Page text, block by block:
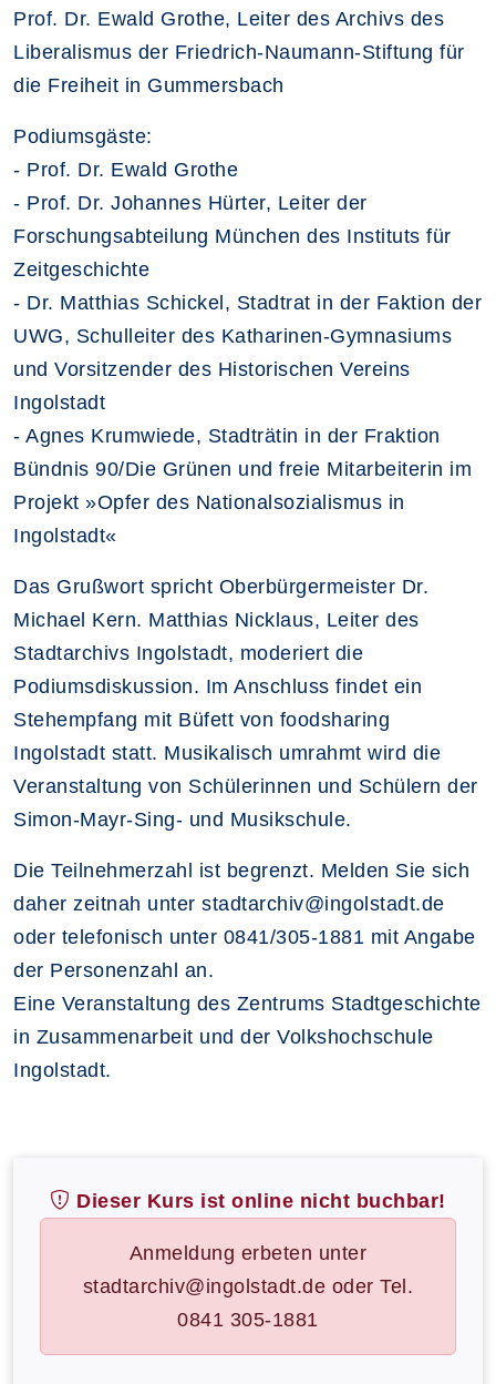
Prof. Dr. Ewald Grothe, Leiter des Archivs des
Liberalismus der Friedrich-Naumann-Stiftung für
die Freiheit in Gummersbach
Podiumsgäste:
- Prof. Dr. Ewald Grothe
- Prof. Dr. Johannes Hürter, Leiter der
Forschungsabteilung München des Instituts für
Zeitgeschichte
- Dr. Matthias Schickel, Stadtrat in der Faktion der
UWG, Schulleiter des Katharinen-Gymnasiums
und Vorsitzender des Historischen Vereins
Ingolstadt
- Agnes Krumwiede, Stadträtin in der Fraktion
Bündnis 90/Die Grünen und freie Mitarbeiterin im
Projekt »Opfer des Nationalsozialismus in
Ingolstadt«
Das Grußwort spricht Oberbürgermeister Dr.
Michael Kern. Matthias Nicklaus, Leiter des
Stadtarchivs Ingolstadt, moderiert die
Podiumsdiskussion. Im Anschluss findet ein
Stehempfang mit Büfett von foodsharing
Ingolstadt statt. Musikalisch umrahmt wird die
Veranstaltung von Schülerinnen und Schülern der
Simon-Mayr-Sing- und Musikschule.
Die Teilnehmerzahl ist begrenzt. Melden Sie sich
daher zeitnah unter stadtarchiv@ingolstadt.de
oder telefonisch unter 0841/305-1881 mit Angabe
der Personenzahl an.
Eine Veranstaltung des Zentrums Stadtgeschichte
in Zusammenarbeit und der Volkshochschule
Ingolstadt.
Dieser Kurs ist online nicht buchbar!
Anmeldung erbeten unter
stadtarchiv@ingolstadt.de oder Tel.
0841 305-1881